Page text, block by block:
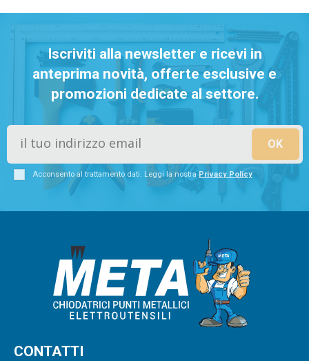
Iscriviti alla newsletter e ricevi in
anteprima novità, offerte esclusive e
promozioni dedicate al settore.
Acconsento al trattamento dati. Leggi la nostraPrivacy Policy
CONTATTI